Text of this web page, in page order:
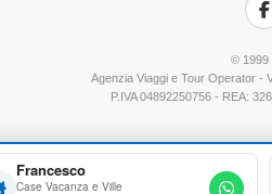
Francesco
Case Vacanza e Ville
© 1999
Agenzia Viaggi e Tour Operator -
P.IVA 04892250756 - REA: